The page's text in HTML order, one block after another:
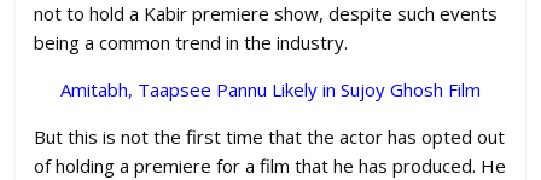
not to hold a Kabir premiere show, despite such events
being a common trend in the industry.
Amitabh, Taapsee Pannu Likely in Sujoy Ghosh Film
But this is not the first time that the actor has opted out
of holding a premiere for a film that he has produced. He